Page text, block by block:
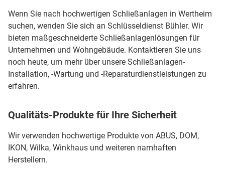
Wenn Sie nach hochwertigen Schließanlagen in Wertheim
suchen, wenden Sie sich an Schlüsseldienst Bühler. Wir
bieten maßgeschneiderte Schließanlagenlösungen für
Unternehmen und Wohngebäude. Kontaktieren Sie uns
noch heute, um mehr über unsere Schließanlagen-
Installation, -Wartung und -Reparaturdienstleistungen zu
erfahren.
Qualitäts-Produkte für Ihre Sicherheit
Wir verwenden hochwertige Produkte von ABUS, DOM,
IKON, Wilka, Winkhaus und weiteren namhaften
Herstellern.